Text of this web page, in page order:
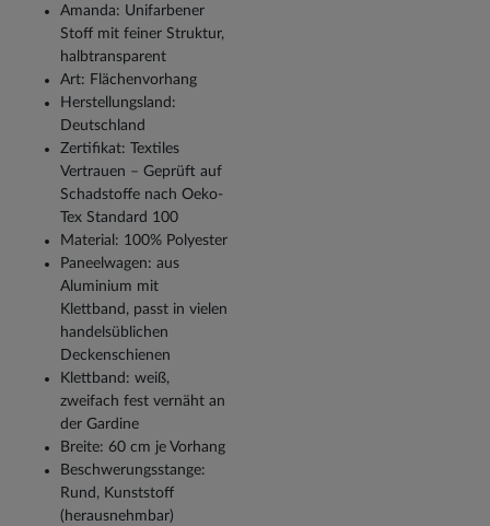
Amanda: Unifarbener
Stoff mit feiner Struktur,
halbtransparent
Art: Flächenvorhang
Herstellungsland:
Deutschland
Zertifikat: Textiles
Vertrauen – Geprüft auf
Schadstoffe nach Oeko-
Tex Standard 100
Material: 100% Polyester
Paneelwagen: aus
Aluminium mit
Klettband, passt in vielen
handelsüblichen
Deckenschienen
Klettband: weiß,
zweifach fest vernäht an
der Gardine
Breite: 60 cm je Vorhang
Beschwerungsstange:
Rund, Kunststoff
(herausnehmbar)